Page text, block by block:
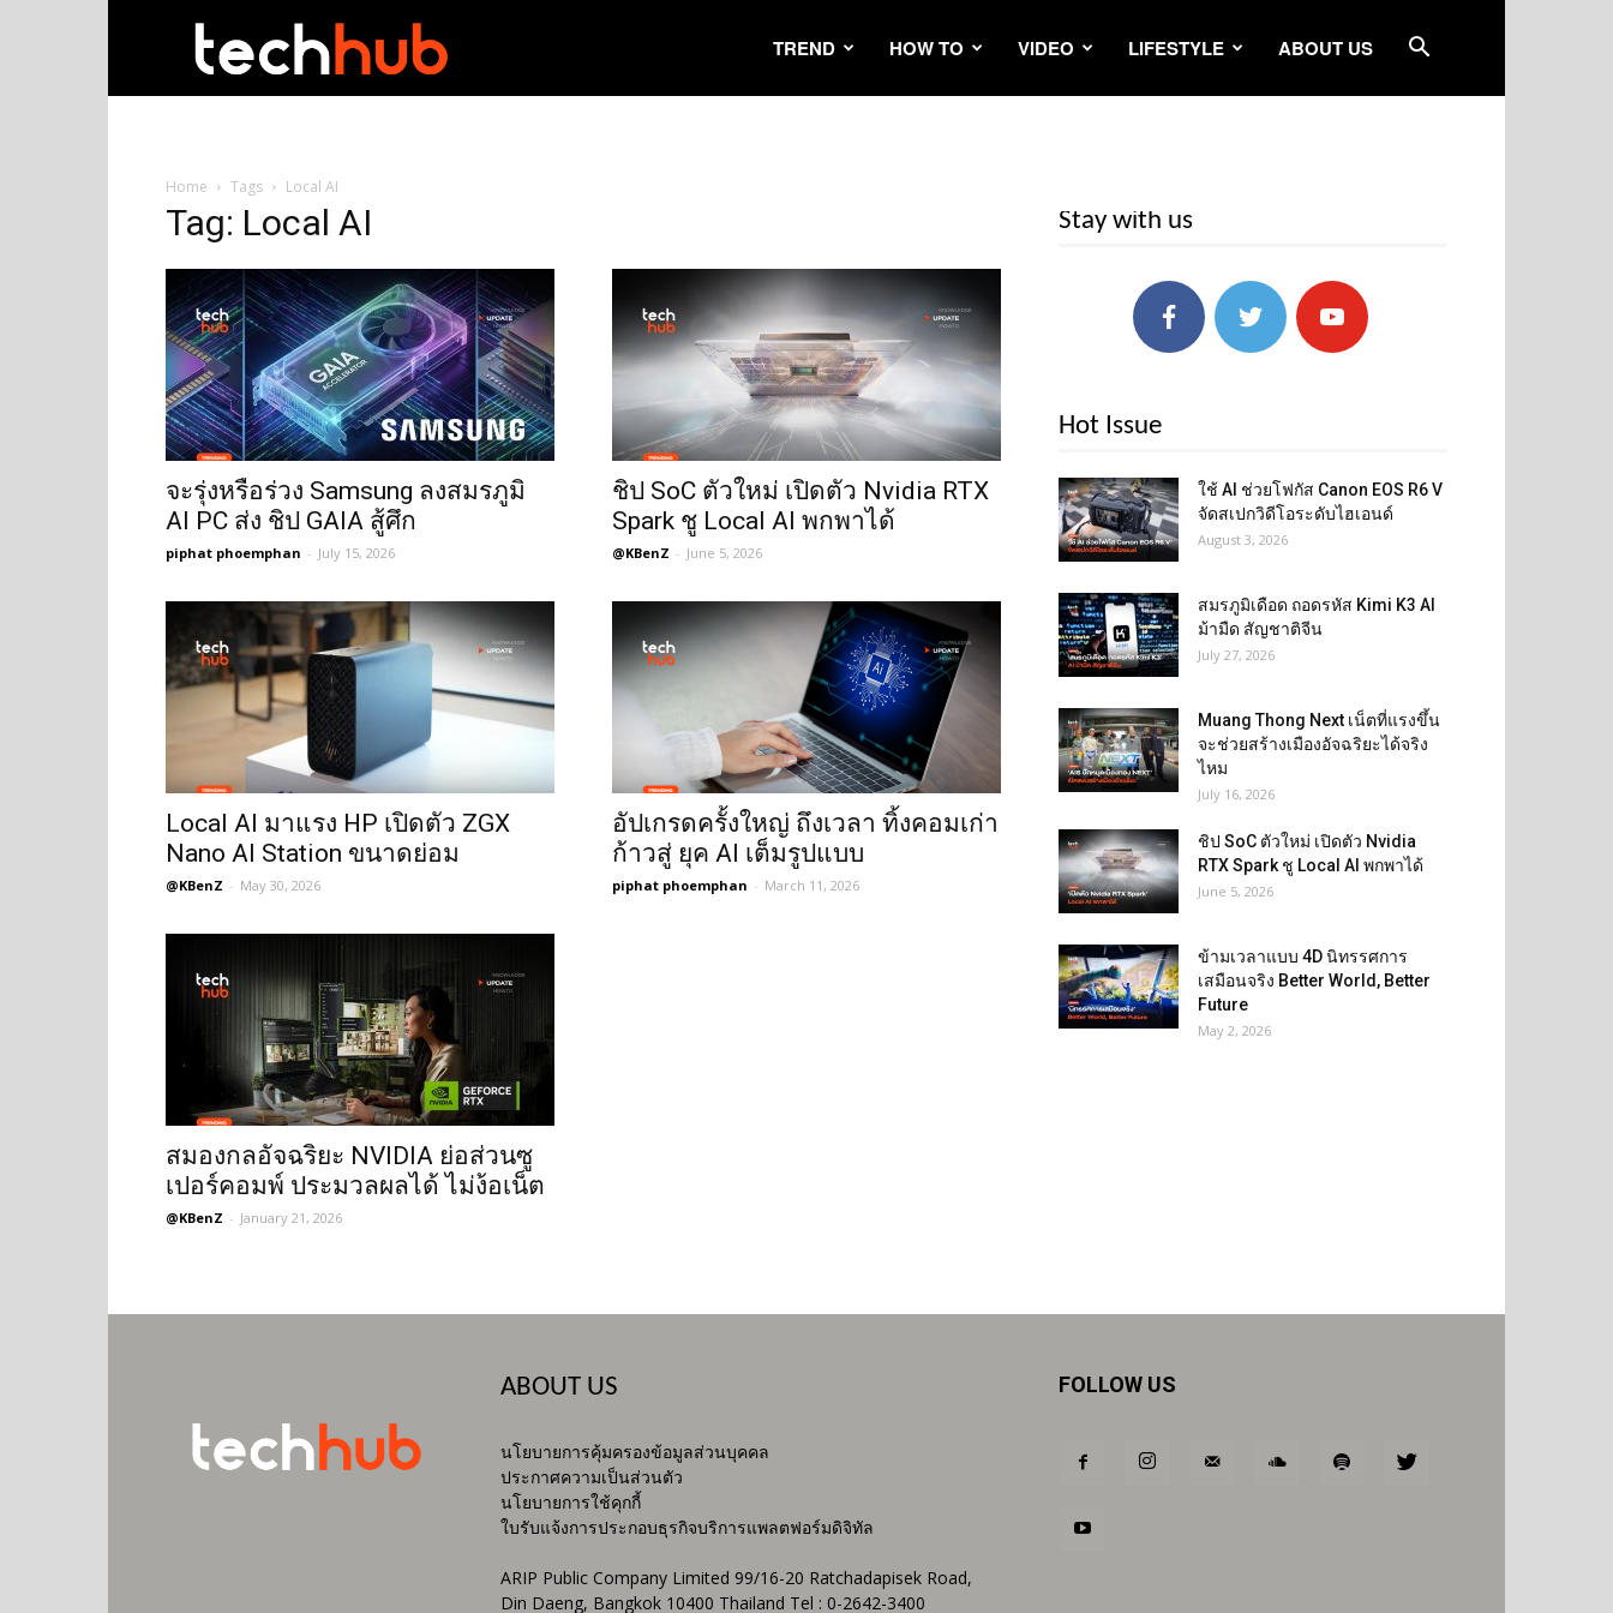
TREND HOW TO VIDEO LIFESTYLE ABOUT US
Home Tags Local AI
Tag: Local AI
จะรุ่งหรือร่วง Samsung ลงสมรภูมิ
AI PC ส่ง ชิป GAIA สู้ศึก
piphat phoemphan - July 15, 2026
ชิป SoC ตัวใหม่ เปิดตัว Nvidia RTX
Spark ชู Local AI พกพาได้
@KBenZ - June 5, 2026
Local AI มาแรง HP เปิดตัว ZGX
Nano AI Station ขนาดย่อม
@KBenZ - May 30, 2026
อัปเกรดครั้งใหญ่ ถึงเวลา ทิ้งคอมเก่า
ก้าวสู่ ยุค AI เต็มรูปแบบ
piphat phoemphan - March 11, 2026
สมองกลอัจฉริยะ NVIDIA ย่อส่วนซู
เปอร์คอมพ์ ประมวลผลได้ ไม่ง้อเน็ต
@KBenZ - January 21, 2026
Stay with us
Hot Issue
ใช้ AI ช่วยโฟกัส Canon EOS R6 V
จัดสเปกวิดีโอระดับไฮเอนด์
August 3, 2026
สมรภูมิเดือด ถอดรหัส Kimi K3 AI
ม้ามืด สัญชาติจีน
July 27, 2026
Muang Thong Next เน็ตที่แรงขึ้น
จะช่วยสร้างเมืองอัจฉริยะได้จริง
ไหม
July 16, 2026
ชิป SoC ตัวใหม่ เปิดตัว Nvidia
RTX Spark ชู Local AI พกพาได้
June 5, 2026
ข้ามเวลาแบบ 4D นิทรรศการ
เสมือนจริง Better World, Better
Future
May 2, 2026
ABOUT US
นโยบายการคุ้มครองข้อมูลส่วนบุคคล
ประกาศความเป็นส่วนตัว
นโยบายการใช้คุกกี้
ใบรับแจ้งการประกอบธุรกิจบริการแพลตฟอร์มดิจิทัล
ARIP Public Company Limited 99/16-20 Ratchadapisek Road,
Din Daeng, Bangkok 10400 Thailand Tel : 0-2642-3400
FOLLOW US